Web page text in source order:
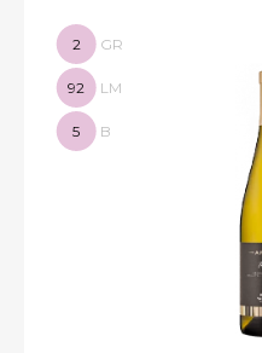
2 GR
92 LM
5 B